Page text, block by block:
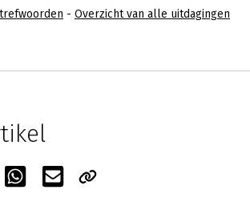
- Overzicht van alle uitdagingen